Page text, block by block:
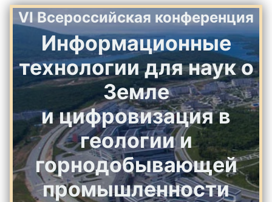
VI Всероссийская конференция
Информационные
технологии для наук о
Земле
и цифровизация в
геологии и
горнодобывающей
промышленности